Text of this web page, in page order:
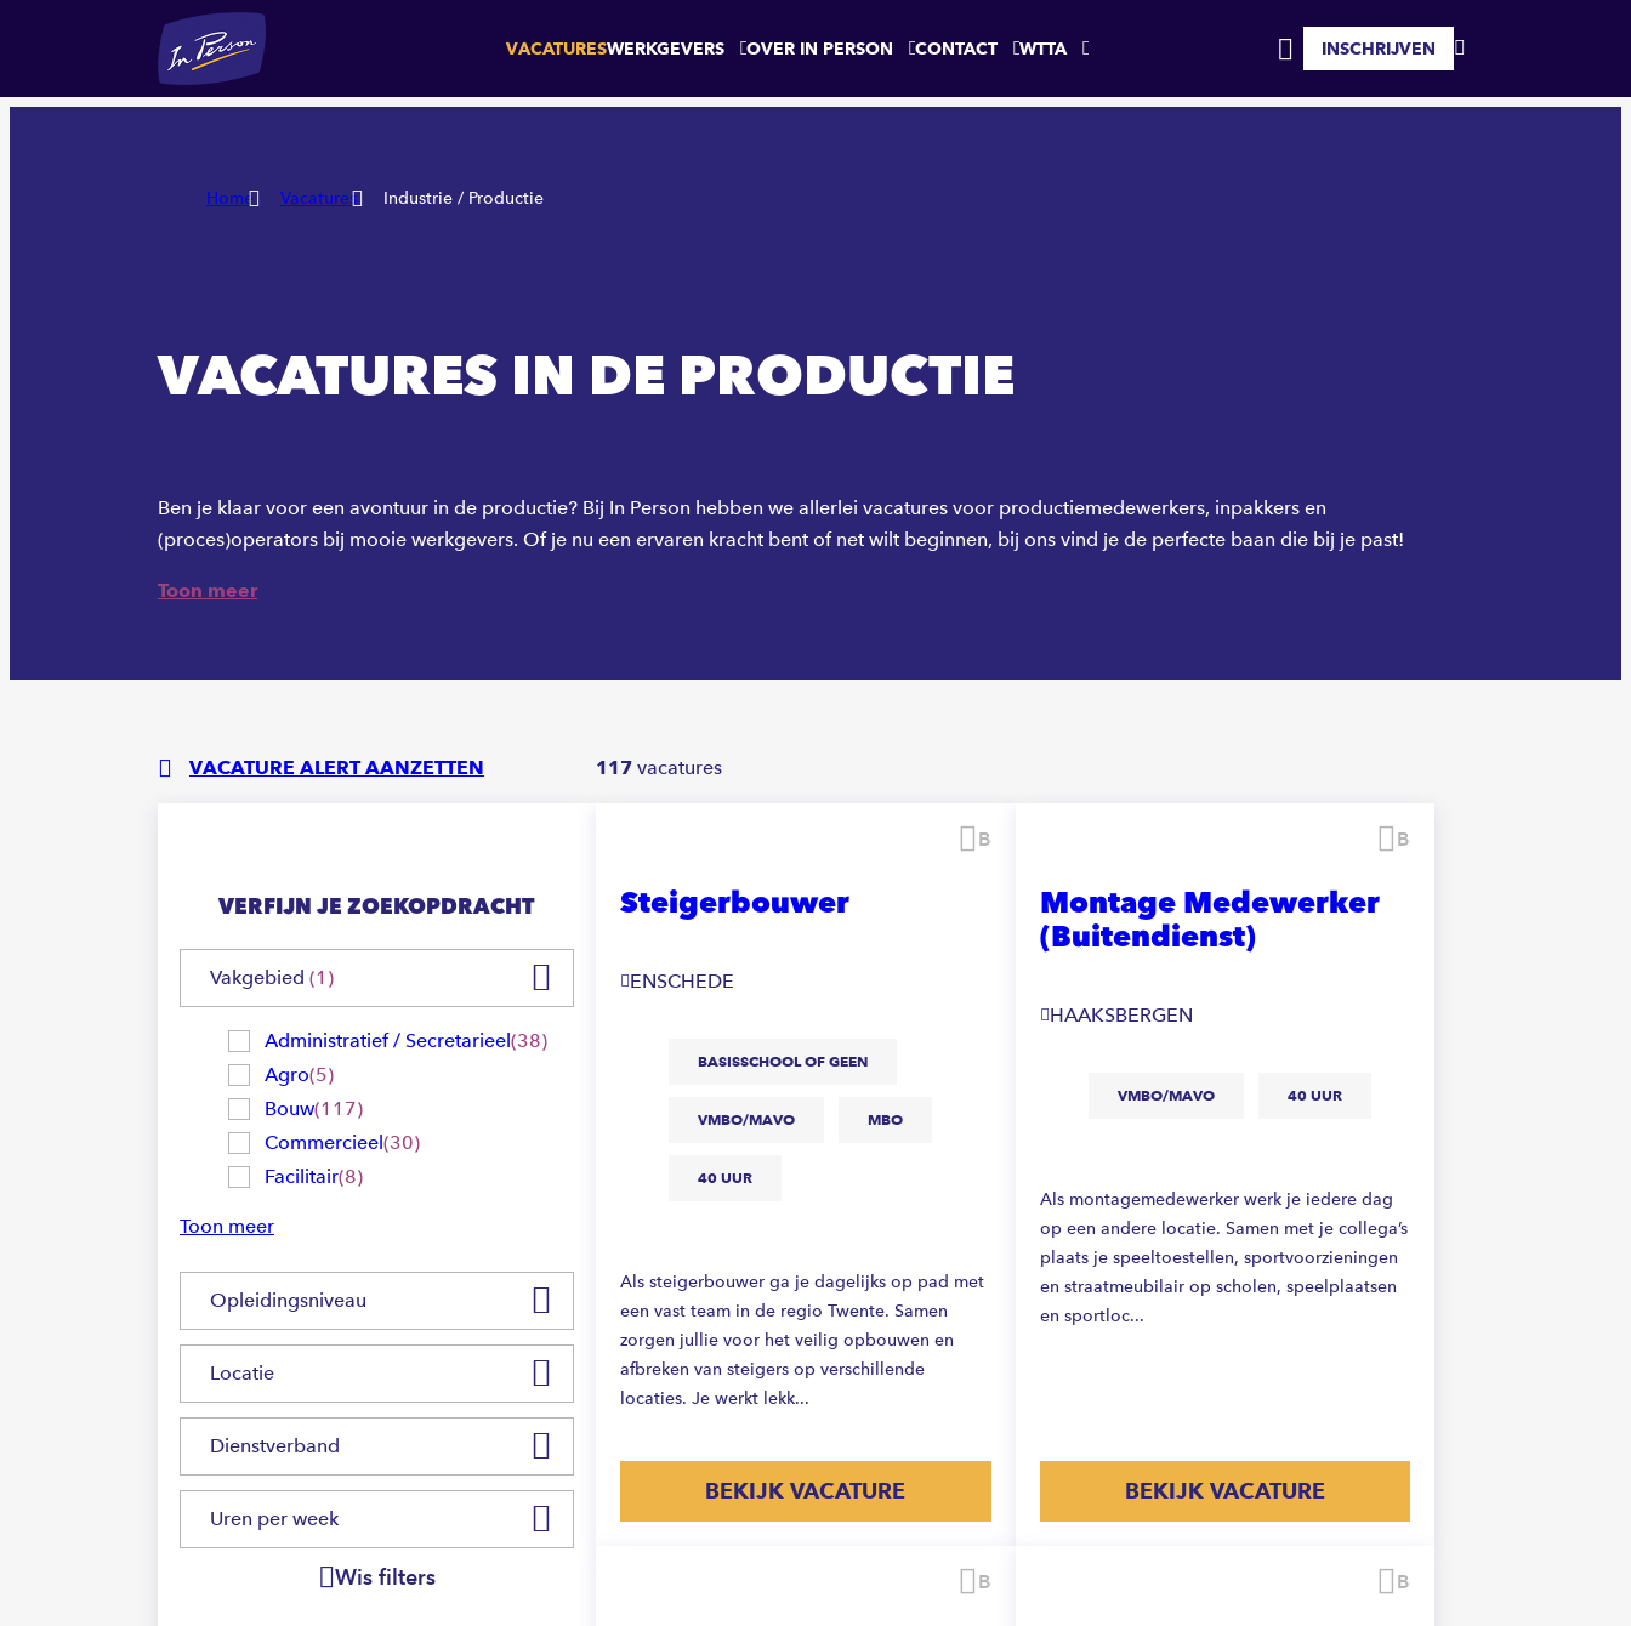
VACATURESWERKGEVERS OVER IN PERSON CONTACT WTTA
MIJN
INSCHRIJVEN
Home Vacatures Industrie / Productie
VACATURES IN DE PRODUCTIE
Ben je klaar voor een avontuur in de productie? Bij In Person hebben we allerlei vacatures voor productiemedewerkers, inpakkers en
(proces)operators bij mooie werkgevers. Of je nu een ervaren kracht bent of net wilt beginnen, bij ons vind je de perfecte baan die bij je past!
Toon meer
VACATURE ALERT AANZETTEN
VERFIJN JE ZOEKOPDRACHT
Vakgebied 1
Administratief / Secretarieel 38
Agro 5
Bouw 117
Commercieel 30
Facilitair 8
Toon meer
Opleidingsniveau
Locatie
Dienstverband
Uren per week
Wis filters
117 vacatures
Steigerbouwer
ENSCHEDE
BASISSCHOOL OF GEEN
VMBO/MAVO MBO
40 UUR
Als steigerbouwer ga je dagelijks op pad met
een vast team in de regio Twente. Samen
zorgen jullie voor het veilig opbouwen en
afbreken van steigers op verschillende
locaties. Je werkt lekk...
BEKIJK VACATURE
Bewaren
Montage Medewerker
(Buitendienst)
HAAKSBERGEN
VMBO/MAVO 40 UUR
Als montagemedewerker werk je iedere dag
op een andere locatie. Samen met je collega’s
plaats je speeltoestellen, sportvoorzieningen
en straatmeubilair op scholen, speelplaatsen
en sportloc...
BEKIJK VACATURE
Bewaren
Bewaren Bewaren